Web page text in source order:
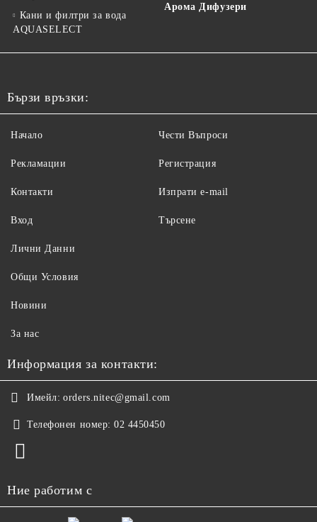
Кани и филтри за вода
AQUASELECT
Арома Дифузери
Бързи връзки:
Начало
Рекламации
Контакти
Вход
Чести Въпроси
Регистрация
Изпрати e-mail
Търсене
Лични Данни
Общи Условия
Новини
За нас
Информация за контакти:
Имейл: orders.nitec@gmail.com
Телефонен номер: 02 4450450
Ние работим с